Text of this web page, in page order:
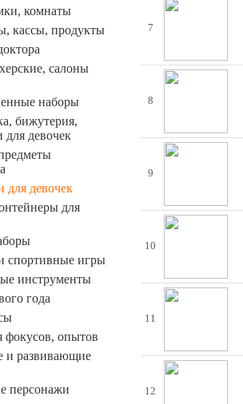
комнаты
кассы, продукты
салоны
наборы
бижутерия,
для девочек
девочек
для
спортивные игры
инструменты
года
фокусов, опытов
и развивающие
персонажи
7
8
9
10
11
12